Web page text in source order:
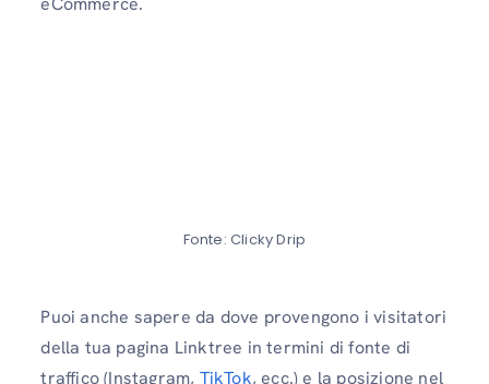
Fonte: Clicky Drip
Puoi anche sapere da dove provengono i visitatori
della tua pagina Linktree in termini di fonte di
traffico (Instagram, TikTok, ecc.) e la posizione nel